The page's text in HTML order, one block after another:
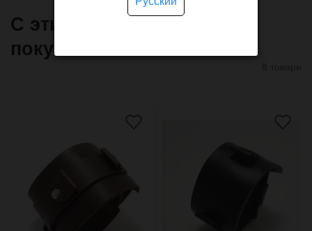
С этим товаром часто
покупают